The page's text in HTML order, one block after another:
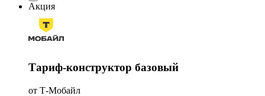
Акция
Тариф-конструктор базовый
от Т‑Мобайл